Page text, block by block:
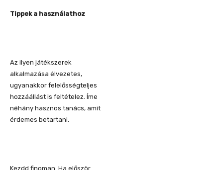
Tippek a használathoz
Az ilyen játékszerek
alkalmazása élvezetes,
ugyanakkor felelősségteljes
hozzáállást is feltételez. Íme
néhány hasznos tanács, amit
érdemes betartani.
Kezdd finoman. Ha először